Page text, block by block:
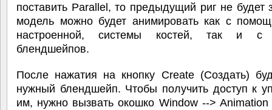
поставить Parallel, то предыдущий риг не будет
модель можно будет анимировать как с
настроенной, системы костей, так и с
блендшейпов.
После нажатия на кнопку Create (Создать)
нужный блендшейп. Чтобы получить доступ к
им, нужно вызвать окошко Window -->